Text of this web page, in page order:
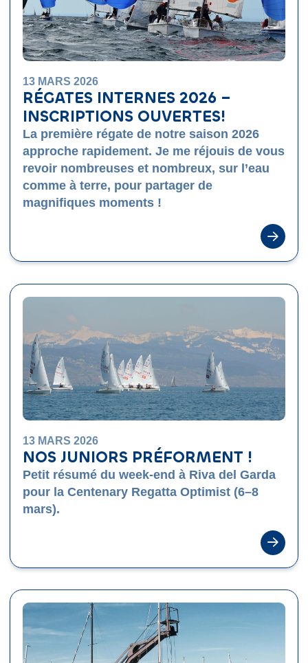
13 MARS 2026
RÉGATES INTERNES 2026 –
INSCRIPTIONS OUVERTES!
La première régate de notre saison 2026
approche rapidement. Je me réjouis de vous
revoir nombreuses et nombreux, sur l’eau
comme à terre, pour partager de
magnifiques moments !
13 MARS 2026
NOS JUNIORS PRÉFORMENT !
Petit résumé du week-end à Riva del Garda
pour la Centenary Regatta Optimist (6–8
mars).